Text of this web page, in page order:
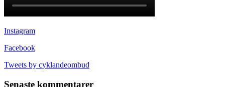
Instagram
Facebook
Tweets by cyklandeombud
Senaste kommentarer